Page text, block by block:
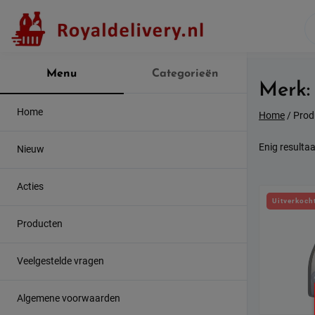
content
Menu Categorieën
Home
Nieuw
Acties
Producten
Veelgestelde vragen
Algemene voorwaarden
Home/
Enig